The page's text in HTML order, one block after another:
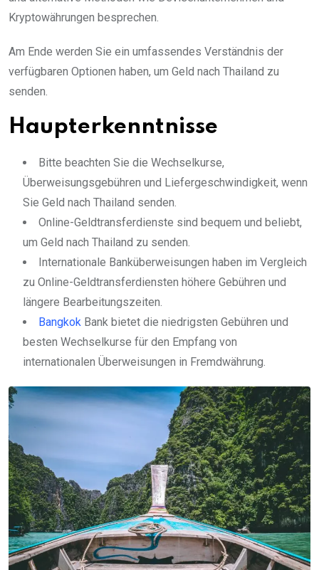
Kryptowährungen besprechen.
Am Ende werden Sie ein umfassendes Verständnis der
verfügbaren Optionen haben, um Geld nach Thailand zu
senden.
Haupterkenntnisse
Bitte beachten Sie die Wechselkurse,
Überweisungsgebühren und Liefergeschwindigkeit, wenn
Sie Geld nach Thailand senden.
Online-Geldtransferdienste sind bequem und beliebt,
um Geld nach Thailand zu senden.
Internationale Banküberweisungen haben im Vergleich
zu Online-Geldtransferdiensten höhere Gebühren und
längere Bearbeitungszeiten.
Bangkok Bank bietet die niedrigsten Gebühren und
besten Wechselkurse für den Empfang von
internationalen Überweisungen in Fremdwährung.